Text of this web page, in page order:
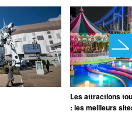
Les attractions
: les meilleurs